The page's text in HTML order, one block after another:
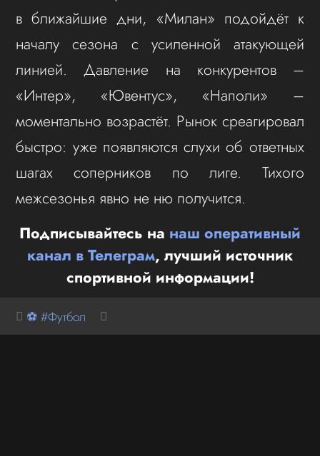
в ближайшие дни, «Милан» подойдёт к
началу сезона с усиленной атакующей
линией. Давление на конкурентов –
«Интер», «Ювентус», «Наполи» –
моментально возрастёт. Рынок среагировал
быстро: уже появляются слухи об ответных
шагах соперников по лиге. Тихого
межсезонья явно не ню получится.
Подписывайтесь на наш оперативный
канал в Телеграм, лучший источник
спортивной информации!
⚽ #Футбол